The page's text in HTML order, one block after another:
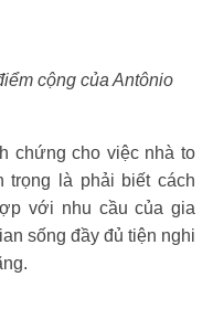
cộng của Antônio
chứng cho việc nhà to
trọng là phải biết cách
với nhu cầu của gia
sống đầy đủ tiện nghi